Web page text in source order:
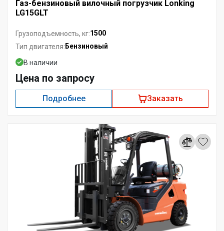
Газ-бензиновый вилочный погрузчик Lonking
LG15GLT
Грузоподъемность, кг:1500
Тип двигателя: Бензиновый
В наличии
Цена по запросу
Подробнее Заказать